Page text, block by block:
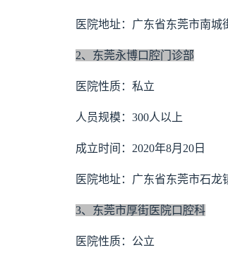
医院地址：广东省东莞市南城
2、东莞永博口腔门诊部
医院性质：私立
人员规模：300人以上
成立时间：2020年8月20日
医院地址：广东省东莞市石龙
3、东莞市厚街医院口腔科
医院性质：公立